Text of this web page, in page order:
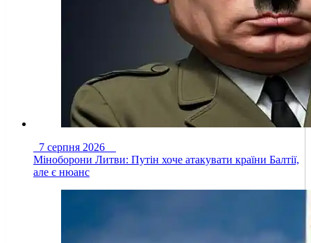
7 серпня 2026
Міноборони Литви: Путін хоче атакувати країни Балтії,
але є нюанс